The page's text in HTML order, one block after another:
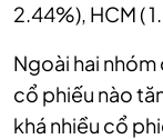
2.44%), HCM (
Ngoài hai
cổ phiếu nào
khá nhiều cổ